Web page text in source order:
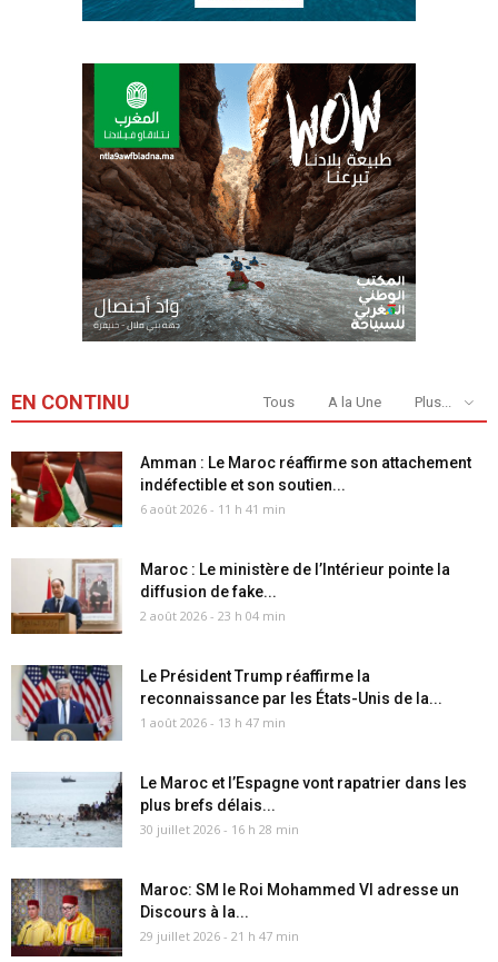
EN CONTINU Tous A la Une Plus...
Amman : Le Maroc réaffirme son attachement
indéfectible et son soutien...
6 août 2026 - 11 h 41 min
Maroc : Le ministère de l’Intérieur pointe la
diffusion de fake...
2 août 2026 - 23 h 04 min
Le Président Trump réaffirme la
reconnaissance par les États-Unis de la...
1 août 2026 - 13 h 47 min
Le Maroc et l’Espagne vont rapatrier dans les
plus brefs délais...
30 juillet 2026 - 16 h 28 min
Maroc: SM le Roi Mohammed VI adresse un
Discours à la...
29 juillet 2026 - 21 h 47 min